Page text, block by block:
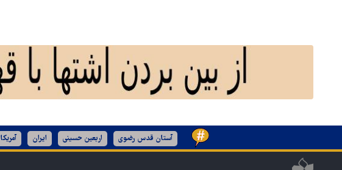
آستان قدس رضوی اربعین حسینی ایران آمریکا